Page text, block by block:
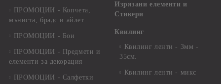
ПРОМОЦИИ - Копчета,
мъниста, брадс и айлет
ПРОМОЦИИ - Бои
ПРОМОЦИИ - Предмети и
елементи за декорация
ПРОМОЦИИ - Салфетки
Изрязани елементи и
Стикери
Квилинг
Квилинг ленти - 3мм -
35см.
Квилинг ленти - микс